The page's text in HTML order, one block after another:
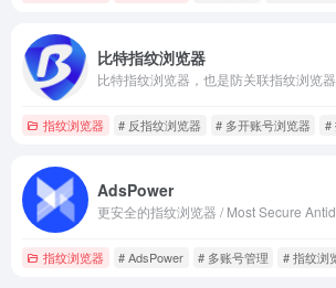
比特指纹浏览器
指纹浏览器 # 反指纹浏览器 # 多开账号浏览器 #
AdsPower
指纹浏览器 # AdsPower # 多账号管理 # 指纹浏